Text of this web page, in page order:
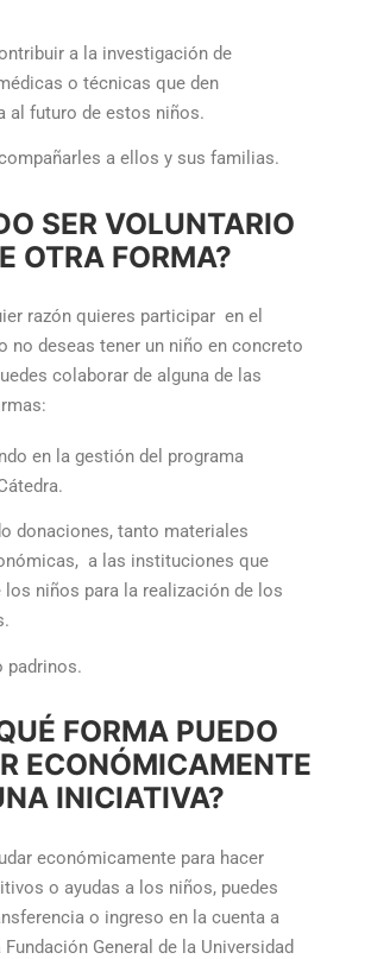
a la investigación de
o técnicas que den
al futuro de estos niños.
a ellos y sus familias.
SER VOLUNTARIO
OTRA FORMA?
razón quieres participar en el
no deseas tener un niño en concreto
colaborar de alguna de las
en la gestión del programa
donaciones, tanto materiales
a las instituciones que
los niños para la realización de los
padrinos.
FORMA PUEDO
ECONÓMICAMENTE
INICIATIVA?
económicamente para hacer
o ayudas a los niños, puedes
o ingreso en la cuenta a
General de la Universidad